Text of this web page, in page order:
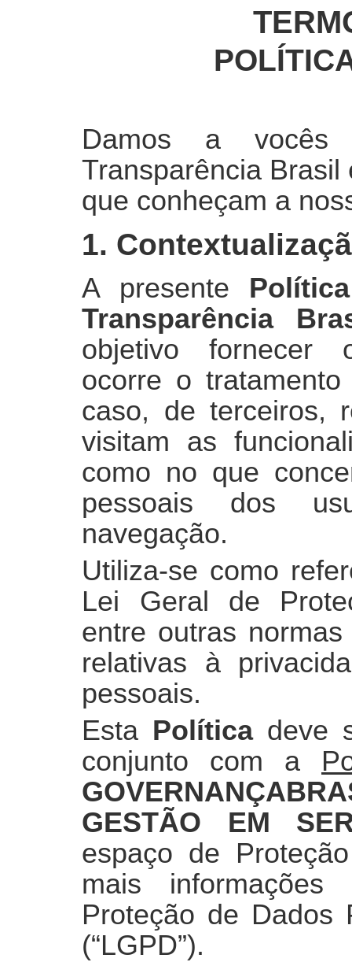
Damos a vocês
Transparência
que conheçam a
1.
A presente
Transparência
objetivo fornecer
ocorre o
caso, de terceiros,
visitam as
como no que
pessoais dos
navegação.
Utiliza-se como
Lei Geral de
entre outras
relativas à
pessoais.
Esta Políticadeve
conjunto com a
GESTÃO EM
espaço de
mais
Proteção de Dados
(“LGPD”).